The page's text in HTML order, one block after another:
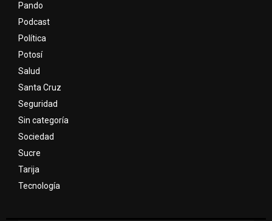
Pando
Podcast
Política
Potosí
Salud
Santa Cruz
Seguridad
Sin categoría
Sociedad
Sucre
Tarija
Tecnología